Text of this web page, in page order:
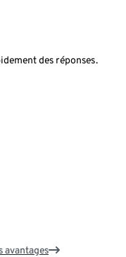
des réponses.
avantages